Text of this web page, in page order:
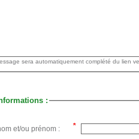
:
et/ou prénom :